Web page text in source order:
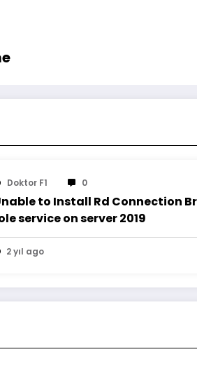
Doktor F1 0
to Install Rd Connection
service on server 2019
2 yıl ago